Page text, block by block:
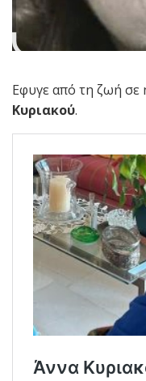
Εφυγε από τη ζωή σε
Κυριακού.